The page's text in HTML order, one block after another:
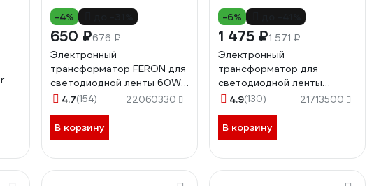
-4%
650 ₽676 ₽
Электронный
трансформатор FERON для
светодиодной ленты 60W
12V (драйвер), LB009
4.7(154) 22060330
В корзину
-6%
1 475 ₽1 571 ₽
Электронный
трансформатор для
светодиодной ленты
FERON 200W 24V
4.9(130) 21713500
В корзину